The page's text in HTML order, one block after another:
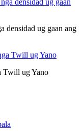
densidad ug gaan ang
Twill ug Yano